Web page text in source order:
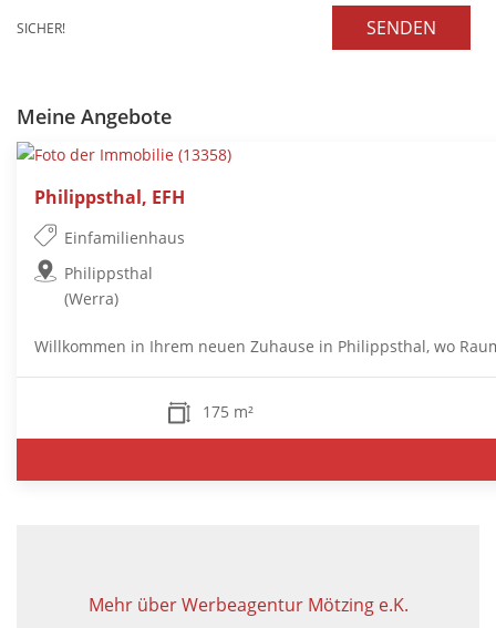
SICHER! SENDEN
Meine Angebote
Philippsthal, EFH
Einfamilienhaus
Philippsthal
(Werra)
Willkommen in Ihrem neuen Zuhause in Philippsthal, wo
175 m²
Mehr über Werbeagentur Mötzing e.K.